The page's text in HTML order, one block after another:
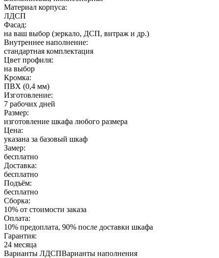
Материал корпуса:
ЛДСП
Фасад:
на ваш выбор (зеркало, ДСП, витраж и др.)
Внутреннее наполнение:
стандартная комплектация
Цвет профиля:
на выбор
Кромка:
ПВХ (0,4 мм)
Изготовление:
7 рабочих дней
Размер:
изготовление шкафа любого размера
Цена:
указана за базовый шкаф
Замер:
бесплатно
Доставка:
бесплатно
Подъём:
бесплатно
Сборка:
10% от стоимости заказа
Оплата:
10% предоплата, 90% после доставки шкафа
Гарантия:
24 месяца
Варианты ЛДСПВарианты наполнения